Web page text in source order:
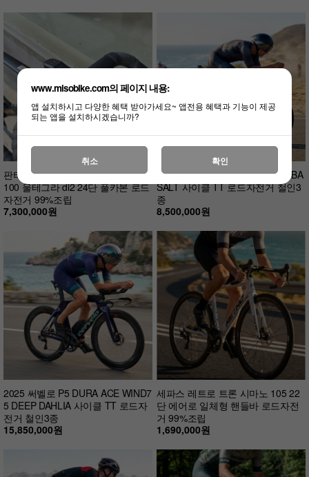
판타시아 레이다 9 리미티드 ARC 1
100 울테그라 di2 24단 풀카본 로드
자전거 99%조립
7,300,000원
2026 써벨로 P-SERIES 105 DI2 BA
SALT 사이클 TT 로드자전거 철인3
종
8,500,000원
2025 써벨로 P5 DURA ACE WIND7
5 DEEP DAHLIA 사이클 TT 로드자
전거 철인3종
15,850,000원
세파스 레트로 트론 시마노 105 22
단 에어로 일체형 핸들바 로드자전
거 99%조립
1,690,000원
www.misobike.com의 페이지 내용:
앱 설치하시고 다양한 혜택 받아가세요~ 앱전용 혜택과 기능이 제공
되는 앱을 설치하시겠습니까?
취소 확인